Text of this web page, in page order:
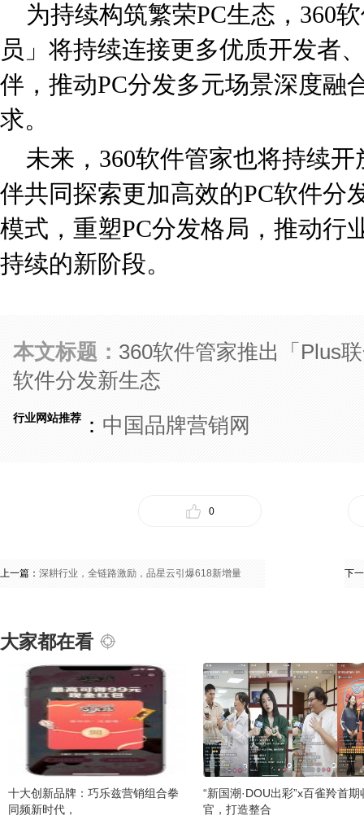
为持续构筑繁荣PC生态，360
员」将持续连接更多优质开发者
伴，推动PC分发多元场景深度融
求。
未来，360软件管家也将持续
伴共同探索更加高效的PC软件分
模式，重塑PC分发格局，推动行
持续的新阶段。
本文标题： 360软件管家推出「Plus
软件分发新生态
行业网站推荐 ： 中国品牌营销网
0
上一篇： 深耕行业，全链路激励，品星云引爆618新增量 下
大家都在看
十大创新品牌：巧乐兹营销组合拳
同频新时代，
“新国潮·DOU出彩”x百雀羚首期
官，打造整合